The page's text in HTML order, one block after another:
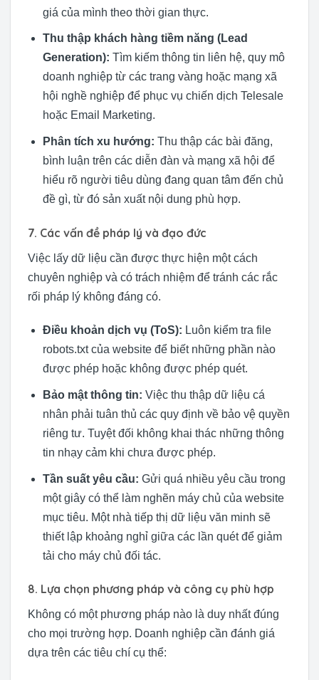
giá của mình theo thời gian thực.
Thu thập khách hàng tiềm năng (Lead
Generation): Tìm kiếm thông tin liên hệ, quy mô
doanh nghiệp từ các trang vàng hoặc mạng xã
hội nghề nghiệp để phục vụ chiến dịch Telesale
hoặc Email Marketing.
Phân tích xu hướng: Thu thập các bài đăng,
bình luận trên các diễn đàn và mạng xã hội để
hiểu rõ người tiêu dùng đang quan tâm đến chủ
đề gì, từ đó sản xuất nội dung phù hợp.
7. Các vấn đề pháp lý và đạo đức
Việc lấy dữ liệu cần được thực hiện một cách
chuyên nghiệp và có trách nhiệm để tránh các rắc
rối pháp lý không đáng có.
Điều khoản dịch vụ (ToS): Luôn kiểm tra file
robots.txt của website để biết những phần nào
được phép hoặc không được phép quét.
Bảo mật thông tin: Việc thu thập dữ liệu cá
nhân phải tuân thủ các quy định về bảo vệ quyền
riêng tư. Tuyệt đối không khai thác những thông
tin nhạy cảm khi chưa được phép.
Tần suất yêu cầu: Gửi quá nhiều yêu cầu trong
một giây có thể làm nghẽn máy chủ của website
mục tiêu. Một nhà tiếp thị dữ liệu văn minh sẽ
thiết lập khoảng nghỉ giữa các lần quét để giảm
tải cho máy chủ đối tác.
8. Lựa chọn phương pháp và công cụ phù hợp
Không có một phương pháp nào là duy nhất đúng
cho mọi trường hợp. Doanh nghiệp cần đánh giá
dựa trên các tiêu chí cụ thể: